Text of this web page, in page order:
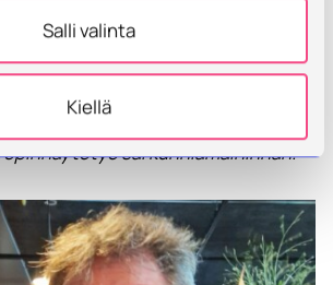
Salli valinta
Kiellä
sai kunniamaininnan.